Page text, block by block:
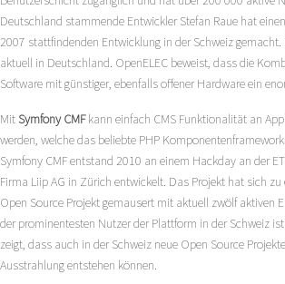
Deutschland stammende Entwickler Stefan Raue hat einen
2007 stattfindenden Entwicklung in der Schweiz
aktuell in Deutschland. OpenELEC beweist, dass die
Software mit günstiger, ebenfalls offener Hardware ein
Mit Symfony CMFkann einfach CMS Funktionalität an
werden, welche das beliebte PHP
Symfony CMF entstand 2010 an einem Hackday an der
Firma Liip AG in Zürich entwickelt. Das Projekt hat sich zu
Open Source Projekt gemausert mit aktuell zwölf aktiven
der prominentesten Nutzer der Plattform in der Schweiz
zeigt, dass auch in der Schweiz neue Open Source
Ausstrahlung entstehen können.